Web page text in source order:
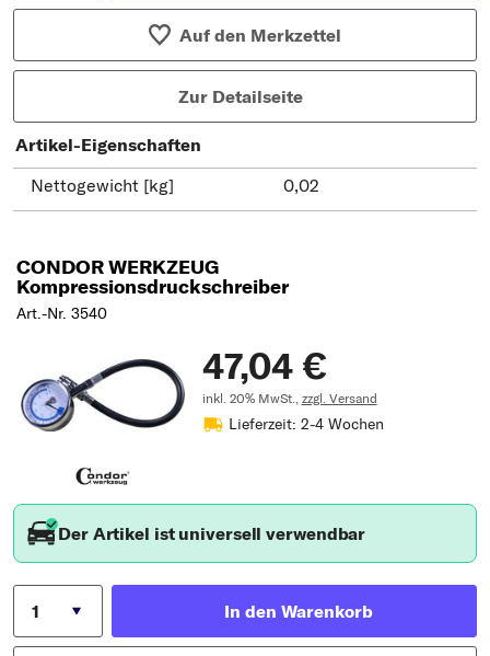
Auf den Merkzettel
Zur Detailseite
Artikel-Eigenschaften
Nettogewicht [kg]
0,02
CONDOR WERKZEUG
Kompressionsdruckschreiber
Art.-Nr. 3540
47,04 €
inkl. 20% MwSt., zzgl. Versand
Lieferzeit: 2-4 Wochen
Der Artikel ist universell verwendbar
In den Warenkorb